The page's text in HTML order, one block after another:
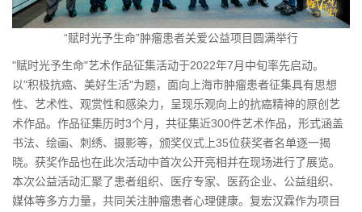
“赋时光予生命”肿瘤患者关爱公益项目圆满举行
"赋时光予生命"艺术作品征集活动于2022年7月中旬率先启动。
以"积极抗癌、美好生活"为题，面向上海市肿瘤患者征集具有思想
性、艺术性、观赏性和感染力，呈现乐观向上的抗癌精神的原创艺
术作品。作品征集历时3个月，共征集近300件艺术作品，形式涵盖
书法、绘画、刺绣、摄影等，颁奖仪式上35位获奖者名单逐一揭
晓。获奖作品也在此次活动中首次公开亮相并在现场进行了展览。
本次公益活动汇聚了患者组织、医疗专家、医药企业、公益组织、
媒体等多方力量，共同关注肿瘤患者心理健康。复宏汉霖作为项目